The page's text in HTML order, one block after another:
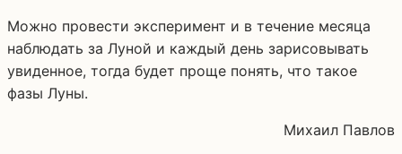
Можно провести эксперимент и в течение месяца
наблюдать за Луной и каждый день зарисовывать
увиденное, тогда будет проще понять, что такое
фазы Луны.
Михаил Павлов